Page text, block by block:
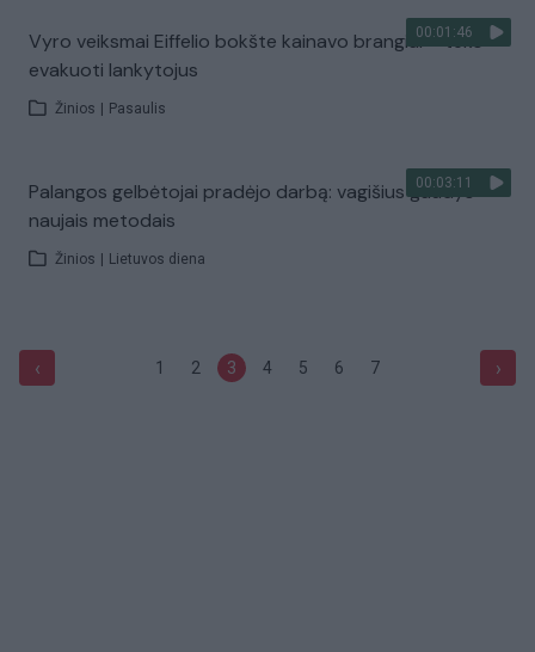
00:01:46
Vyro veiksmai Eiffelio bokšte kainavo brangiai – teko
evakuoti lankytojus
Žinios Pasaulis
00:03:11
Palangos gelbėtojai pradėjo darbą: vagišius gaudys
naujais metodais
Žinios Lietuvos diena
‹ 1 2 3 4 5 6 7 ›